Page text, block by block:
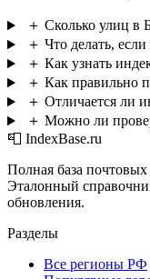
＋ Сколько улиц в
＋ Что делать,
＋ Как узнать
＋ Как правильно
＋ Отличается ли
＋ Можно ли
📮 IndexBase.ru
Полная база
Эталонный
обновления.
Разделы
Все регионы РФ